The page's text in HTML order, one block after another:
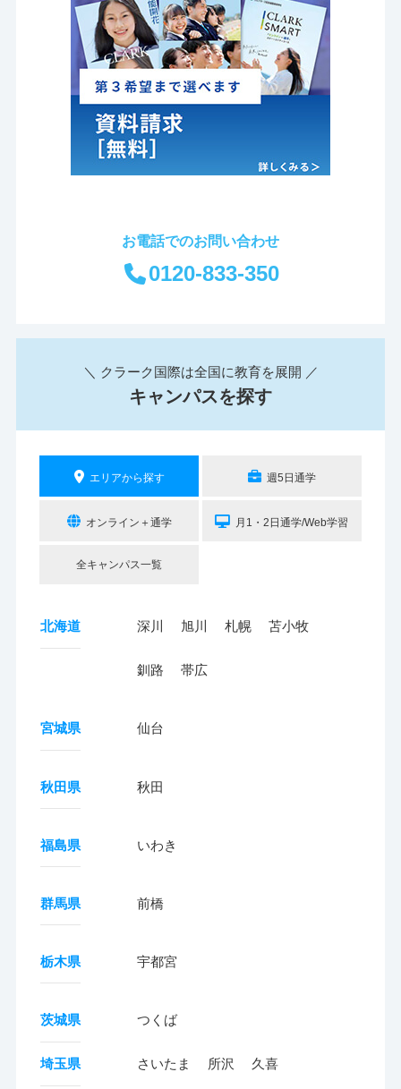
お電話でのお問い合わせ
0120-833-350
＼ クラーク国際は全国に教育を展開 ／
キャンパスを探す
エリアから探す 週5日通学
オンライン＋通学 月1・2日通学/Web学習
全キャンパス一覧
北海道 深川 旭川 札幌 苫小牧
釧路 帯広
宮城県 仙台
秋田県 秋田
福島県 いわき
群馬県 前橋
栃木県 宇都宮
茨城県 つくば
埼玉県 さいたま 所沢 久喜